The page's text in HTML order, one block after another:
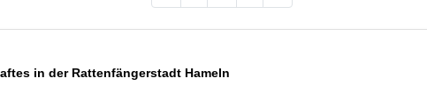
in der Rattenfängerstadt Hameln